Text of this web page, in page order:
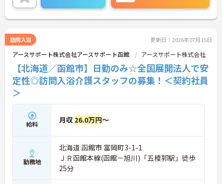
訪問入浴 更新日：2026年07月15日
アースサポート株式会社アースサポート函館 アースサポート株式会社
【北海道／函館市】日勤のみ☆全国展開法人で安
定性◎訪問入浴介護スタッフの募集！＜契約社員
＞
給料 月収 26.0万円～
勤務地
北海道 函館市 富岡町3-1-1
ＪＲ函館本線(函館－旭川)「五稜郭駅」徒歩
25分